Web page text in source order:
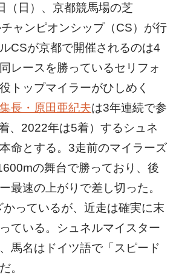
（日）、京都競馬場の芝
ャンピオンシップ（CS）が行
CSが京都で開催されるのは4
レースを勝っているセリフォ
トップマイラーがひしめく
長・原田亜紀夫は3年連続で参
、2022年は5着）するシュネ
命とする。3走前のマイラーズ
の舞台で勝っており、後
最速の上がりで差し切った。
っているが、近走は確実に末
ている。シュネルマイスター
馬名はドイツ語で「スピード
。